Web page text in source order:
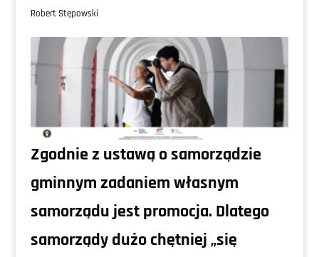
Robert Stępowski
Zgodnie z ustawą o samorządzie
gminnym zadaniem własnym
samorządu jest promocja. Dlatego
samorządy dużo chętniej „się